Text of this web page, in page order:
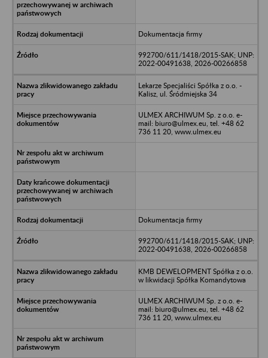
Dokumentacja firmy
992700/611/1418/2015-SAK; UNP:
2022-00491638, 2026-00266858
Lekarze Specjaliści Spółka z o.o. -
Kalisz, ul. Śródmiejska 34
ULMEX ARCHIWUM Sp. z o.o. e-
mail: biuro@ulmex.eu, tel. +48 62
736 11 20, www.ulmex.eu
Dokumentacja firmy
992700/611/1418/2015-SAK; UNP:
2022-00491638, 2026-00266858
KMB DEWELOPMENT Spółka z o.o.
w likwidacji Spółka Komandytowa
ULMEX ARCHIWUM Sp. z o.o. e-
mail: biuro@ulmex.eu, tel. +48 62
736 11 20, www.ulmex.eu